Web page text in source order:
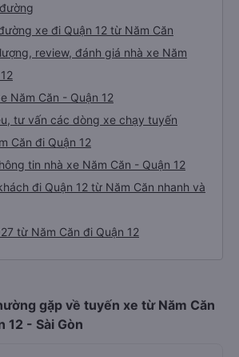
xe đi Quận 12 từ Năm Căn
review, đánh giá nhà xe Năm
Năm Căn - Quận 12
tư vấn các dòng xe chạy tuyến
Căn đi Quận 12
tin nhà xe Năm Căn - Quận 12
đi Quận 12 từ Năm Căn nhanh và
từ Năm Căn đi Quận 12
gặp về tuyến xe từ Năm Căn
12 - Sài Gòn